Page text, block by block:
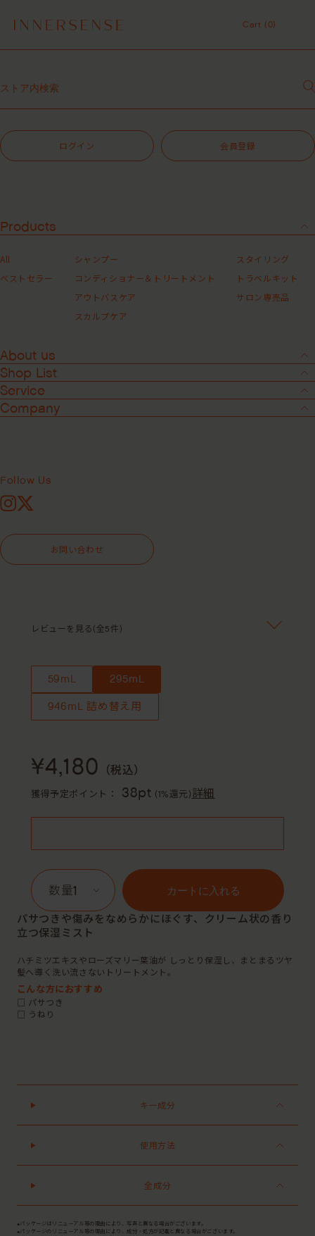
7,700円（税込）以上ご購入で、「ピュアクラリファイングマスク
MASHグループの会員ポイントサービスについてのご案内
【重要】お盆期間中のお問い合わせと商品配送に関しまして
１点以上ご購入で、シャンプーコンディショナーサンプル（２種）プレ
ゼント中！
7,700円（税込）以上ご購入で、「ピュアクラリファイングマスク
59mL」をプレゼント中！
Cart (0)
ログイン 会員登録
Products
All
ベストセラー
シャンプー
コンディショナー＆トリートメント
アウトバスケア
スカルプケア
スタイリング
トラベルキット
サロン専売品
About us
Shop List
Service
Company
Follow Us
Instagram
X
お問い合わせ
スイートスピリットリーブインコン
レビューを見る(全5件)
59mL 295mL
946mL 詰め替え用
¥4,180 （税込）
獲得予定ポイント： 38pt (1%還元)詳細
1 カートに入れる
パサつきや傷みをなめらかにほぐす、クリーム状の香り
立つ保湿ミスト
ハチミツエキスやローズマリー葉油が しっとり保湿し、まとまるツヤ
髪へ導く洗い流さないトリートメント。
こんな方におすすめ
□ パサつき
□ うねり
キー成分
使用方法
全成分
●パッケージはリニューアル等の理由により、写真と異なる場合がございます。
●パッケージのリニューアル等の理由により、成分・処方が記載と異なる場合がございます。